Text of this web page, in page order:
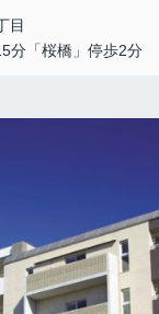
目
分「桜橋」停歩2分